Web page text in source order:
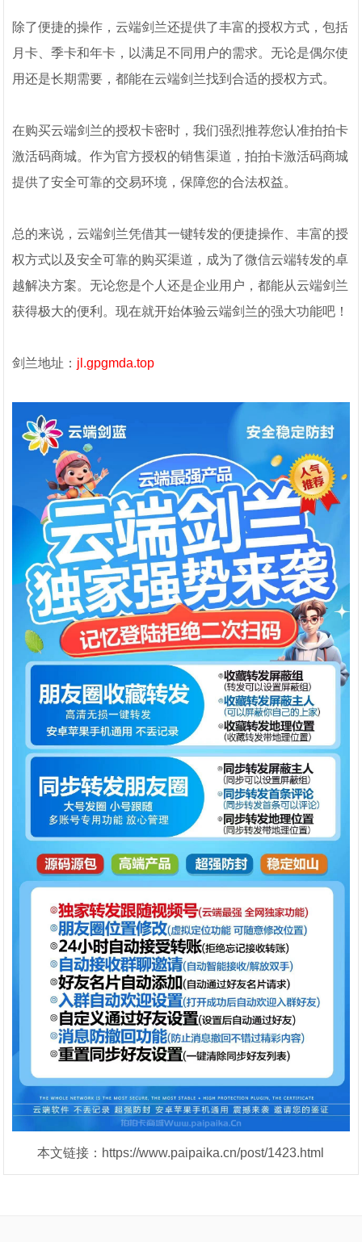
除了便捷的操作，云端剑兰还提供了丰富的授权方式，包括
月卡、季卡和年卡，以满足不同用户的需求。无论是偶尔使
用还是长期需要，都能在云端剑兰找到合适的授权方式。
在购买云端剑兰的授权卡密时，我们强烈推荐您认准拍拍卡
激活码商城。作为官方授权的销售渠道，拍拍卡激活码商城
提供了安全可靠的交易环境，保障您的合法权益。
总的来说，云端剑兰凭借其一键转发的便捷操作、丰富的授
权方式以及安全可靠的购买渠道，成为了微信云端转发的卓
越解决方案。无论您是个人还是企业用户，都能从云端剑兰
获得极大的便利。现在就开始体验云端剑兰的强大功能吧！
剑兰地址： jl.gpgmda.top
本文链接：https://www.paipaika.cn/post/1423.html